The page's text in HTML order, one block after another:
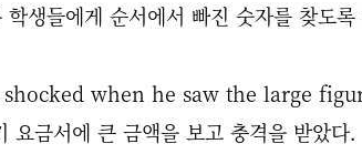
학생들에게 순서에서 빠진 숫자를 찾도록
shocked when he saw the large
요금서에 큰 금액을 보고 충격을 받았다.